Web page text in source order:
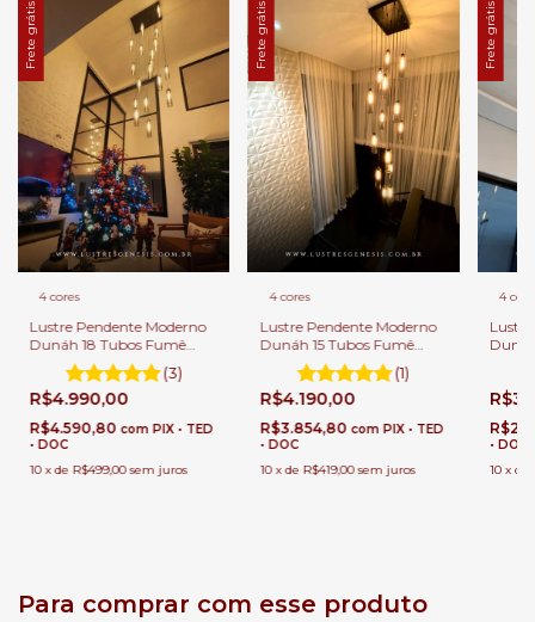
Frete grátis
4 cores
Lustre Pendente Moderno
Dunáh 18 Tubos Fumê
Para Casas Pé Direito
Duplo e Alto
(3)
R$4.990,00
R$4.590,80 com PIX • TED
• DOC
10 xde R$499,00 sem juros
Frete grátis
4 cores
Lustre Pendente Moderno
Dunáh 15 Tubos Fumê
Para Casas Pé Direito
Duplo e Alto
(1)
R$4.190,00
R$3.854,80 com PIX • TED
• DOC
10 xde R$419,00 sem juros
Frete grátis
4
• DOC
10 x de
Para comprar com esse produto